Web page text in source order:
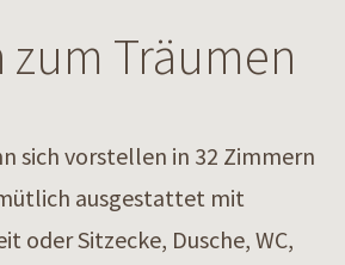
zum Träumen
sich vorstellen in 32 Zimmern
ausgestattet mit
oder Sitzecke, Dusche, WC,